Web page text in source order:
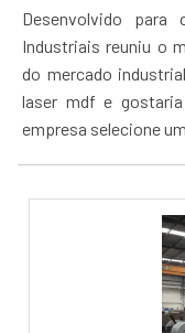
Desenvolvido para
Industriais reuniu o
do mercado
laser mdf e
empresa selecione